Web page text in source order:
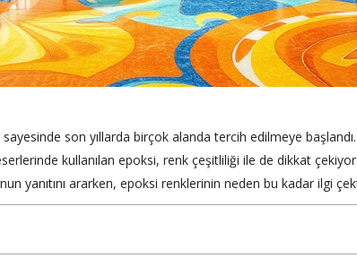
sayesinde son yıllarda birçok alanda tercih edilmeye
kullanılan epoksi, renk çeşitliliği ile de dikkat
yanıtını ararken, epoksi renklerinin neden bu kadar ilgi